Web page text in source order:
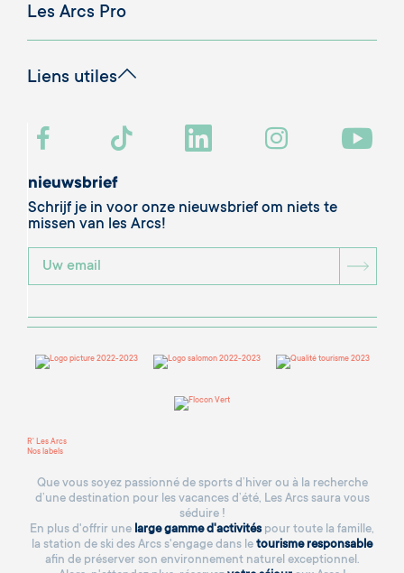
Les Arcs Pro
Liens utiles
nieuwsbrief
Schrijf je in voor onze nieuwsbrief om niets te
missen van les Arcs!
R' Les Arcs
Nos labels
Que vous soyez passionné de sports d’hiver ou à la recherche
d’une destination pour les vacances d’été, Les Arcs saura vous
séduire !
En plus d'offrir une large gamme d'activitéspour toute la famille,
la station de ski des Arcs s'engage dans le tourisme responsable
afin de préserver son environnement naturel exceptionnel.